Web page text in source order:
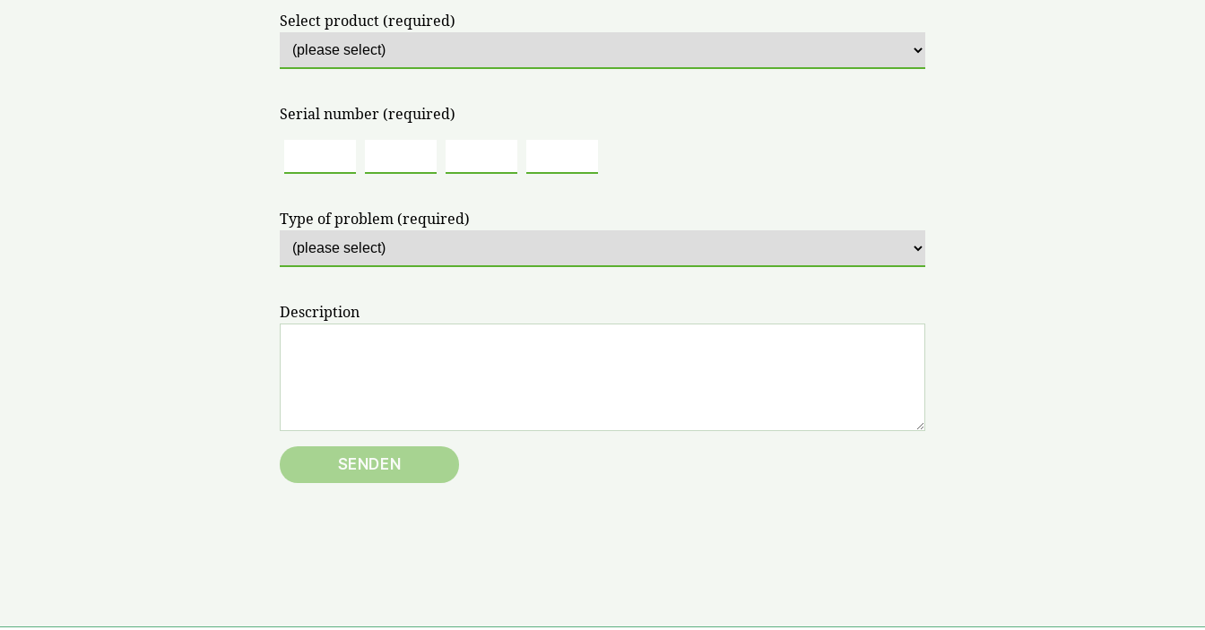
Select product (required)
Serial number (required)
Type of problem (required)
Description